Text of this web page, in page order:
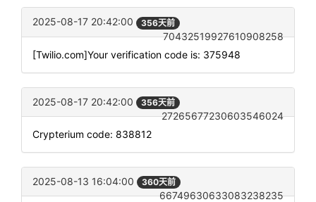
2025-08-17 20:42:00 356天前
70432519927610908258
[Twilio.com]Your verification code is: 375948
2025-08-17 20:42:00 356天前
27265677230603546024
Crypterium code: 838812
2025-08-13 16:04:00 360天前
66749630633083238235